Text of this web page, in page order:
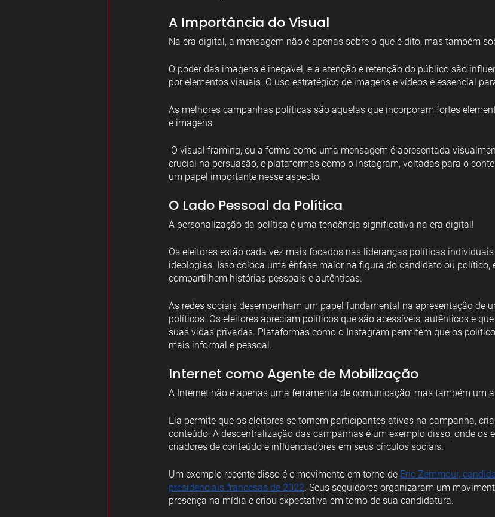
A Importância do Visual
Na era digital, a mensagem não é apenas sobre o que é dito, mas também
O poder das imagens é inegável, e a atenção e retenção do público são
por elementos visuais. O uso estratégico de imagens e vídeos é essencial
As melhores campanhas políticas são aquelas que incorporam fortes
e imagens.
crucial na persuasão, e plataformas como o Instagram, voltadas para o
um papel importante nesse aspecto.
O Lado Pessoal da Política
A personalização da política é uma tendência significativa na era digital!
Os eleitores estão cada vez mais focados nas lideranças políticas
ideologias. Isso coloca uma ênfase maior na figura do candidato ou político,
compartilhem histórias pessoais e autênticas.
As redes sociais desempenham um papel fundamental na apresentação de
políticos. Os eleitores apreciam políticos que são acessíveis, autênticos e
suas vidas privadas. Plataformas como o Instagram permitem que os
mais informal e pessoal.
Internet como Agente de Mobilização
A Internet não é apenas uma ferramenta de comunicação, mas também um
Ela permite que os eleitores se tornem participantes ativos na campanha,
conteúdo. A descentralização das campanhas é um exemplo disso, onde os
criadores de conteúdo e influenciadores em seus círculos sociais.
Um exemplo recente disso é o movimento em torno de Eric Zemmour,
presidenciais francesas de 2022. Seus seguidores organizaram um
presença na mídia e criou expectativa em torno de sua candidatura.